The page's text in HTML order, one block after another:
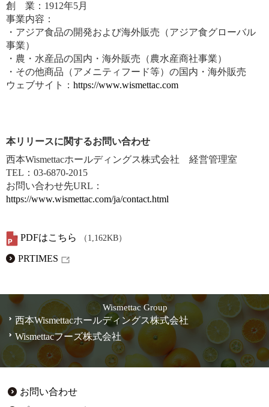
創 業：1912年5月
事業内容：
・アジア食品の開発および海外販売（アジア食グローバル
事業）
・農・水産品の国内・海外販売（農水産商社事業）
・その他商品（アメニティフード等）の国内・海外販売
ウェブサイト： https://www.wismettac.com
本リリースに関するお問い合わせ
西本Wismettacホールディングス株式会社 経営管理室
TEL：03-6870-2015
お問い合わせ先URL：
https://www.wismettac.com/ja/contact.html
PDFはこちら （1,162KB）
PRTIMES
Wismettac Group
西本Wismettacホールディングス株式会社
Wismettacフーズ株式会社
お問い合わせ